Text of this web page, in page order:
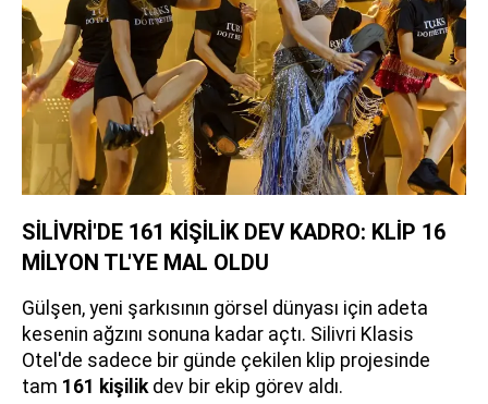
SİLİVRİ'DE 161 KİŞİLİK DEV KADRO: KLİP 16
MİLYON TL'YE MAL OLDU
Gülşen, yeni şarkısının görsel dünyası için adeta
kesenin ağzını sonuna kadar açtı. Silivri Klasis
Otel'de sadece bir günde çekilen klip projesinde
tam 161 kişilik dev bir ekip görev aldı.